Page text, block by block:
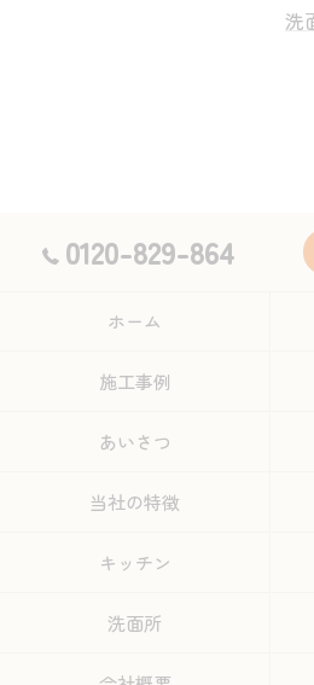
洗
0120-829-864
ホーム
施工事例
あいさつ
当社の特徴
キッチン
洗面所